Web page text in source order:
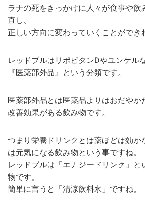
ラナの死をきっかけに人々が食事や飲
直し、
正しい方向に変わっていくことができ
レッドブルはリポビタンDやユンケル
『医薬部外品』という分類です。
医薬部外品とは医薬品よりはおだやか
改善効果がある飲み物です。
つまり栄養ドリンクとは薬ほどは効か
は元気になる飲み物という事ですね。
レッドブルは「エナジードリンク」と
物です。
簡単に言うと「清涼飲料水」ですね。